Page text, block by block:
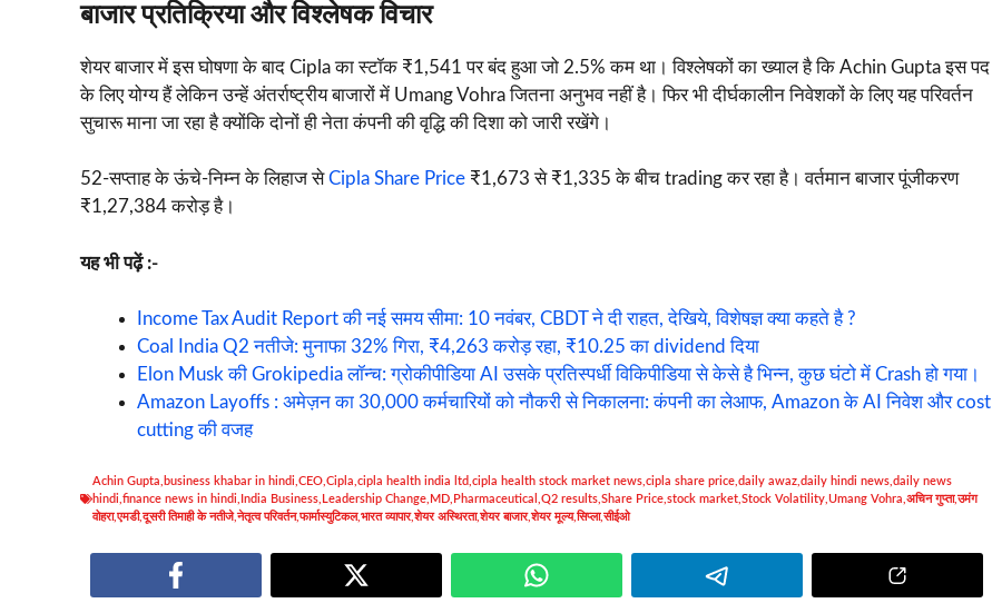
बाजार प्रतिक्रिया और विश्लेषक विचार
शेयर बाजार में इस घोषणा के बाद Cipla का स्टॉक ₹1,541 पर बंद हुआ जो 2.5% कम था। विश्लेषकों का ख्याल है कि Achin Gupta इस पद
के लिए योग्य हैं लेकिन उन्हें अंतर्राष्ट्रीय बाजारों में Umang Vohra जितना अनुभव नहीं है। फिर भी दीर्घकालीन निवेशकों के लिए यह परिवर्तन
सुचारू माना जा रहा है क्योंकि दोनों ही नेता कंपनी की वृद्धि की दिशा को जारी रखेंगे।
52-सप्ताह के ऊंचे-निम्न के लिहाज सेCipla Share Price ₹1,673 से ₹1,335 के बीच trading कर रहा है। वर्तमान बाजार पूंजीकरण
₹1,27,384 करोड़ है।
यह भी पढ़ें :-
Income Tax Audit Report की नई समय सीमा: 10 नवंबर, CBDT ने दी राहत, देखिये, विशेषज्ञ क्या कहते है ?
Coal India Q2 नतीजे: मुनाफा 32% गिरा, ₹4,263 करोड़ रहा, ₹10.25 का dividend दिया
Elon Musk की Grokipedia लॉन्च: ग्रोकीपीडिया AI उसके प्रतिस्पर्धी विकिपीडिया से केसे है भिन्न, कुछ घंटो में Crash हो गया।
Amazon Layoffs : अमेज़न का 30,000 कर्मचारियों को नौकरी से निकालना: कंपनी का लेआफ, Amazon के AI निवेश और cost
cutting की वजह
Achin Gupta business khabar in hindi CEO Cipla cipla health india ltd cipla health stock market news cipla share price daily awaz daily hindi news daily news
hindi finance news in hindi India Business Leadership Change MD Pharmaceutical Q2 results Share Price stock market Stock Volatility Umang Vohra अचिन गुप्ता,उमंग
वोहरा,एमडी,दूसरी तिमाही के नतीजे,नेतृत्व परिवर्तन,फार्मास्युटिकल,भारत व्यापार,शेयर अस्थिरता,शेयर बाजार,शेयर मूल्य,सिप्ला,सीईओ